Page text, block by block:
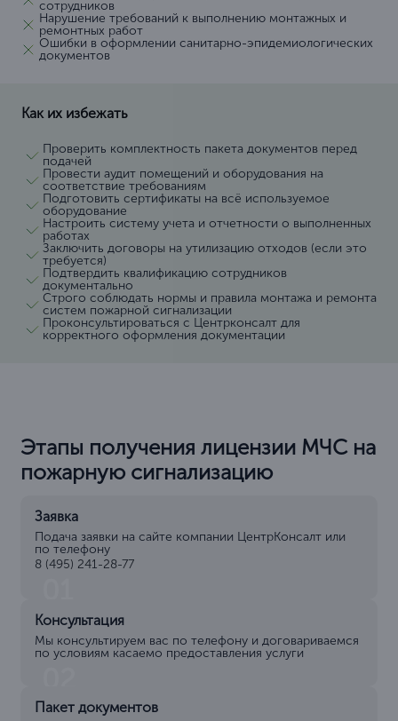
сотрудников
Нарушение требований к выполнению монтажных и
ремонтных работ
Ошибки в оформлении санитарно-эпидемиологических
документов
Как их избежать
Проверить комплектность пакета документов перед
подачей
Провести аудит помещений и оборудования на
соответствие требованиям
Подготовить сертификаты на всё используемое
оборудование
Настроить систему учета и отчетности о выполненных
работах
Заключить договоры на утилизацию отходов (если это
требуется)
Подтвердить квалификацию сотрудников
документально
Строго соблюдать нормы и правила монтажа и ремонта
систем пожарной сигнализации
Проконсультироваться с Центрконсалт для
корректного оформления документации
Этапы получения лицензии МЧС на
пожарную сигнализацию
Заявка
Подача заявки на сайте компании ЦентрКонсалт или
по телефону
8 (495) 241-28-77
Консультация
Мы консультируем вас по телефону и договариваемся
по условиям касаемо предоставления услуги
Пакет документов